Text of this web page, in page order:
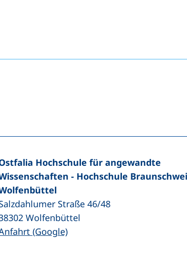
einen Telefonanruf, wenn Ihr Gerät dies
Ihr E-Mail-Programm)
(externer Link, öffnet neues Fenster)
teilen (externer Link, öffnet neues
Hochschule für angewandte
- Hochschule
Straße 46/48
Wolfenbüttel
(Google)(externer Link, öffnet neues